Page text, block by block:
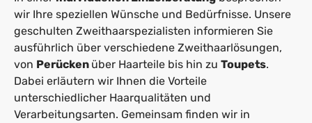
wir Ihre speziellen Wünsche und Bedürfnisse. Unsere
geschulten Zweithaarspezialisten informieren Sie
ausführlich über verschiedene Zweithaarlösungen,
von Perücken über Haarteile bis hin zu Toupets.
Dabei erläutern wir Ihnen die Vorteile
unterschiedlicher Haarqualitäten und
Verarbeitungsarten. Gemeinsam finden wir in